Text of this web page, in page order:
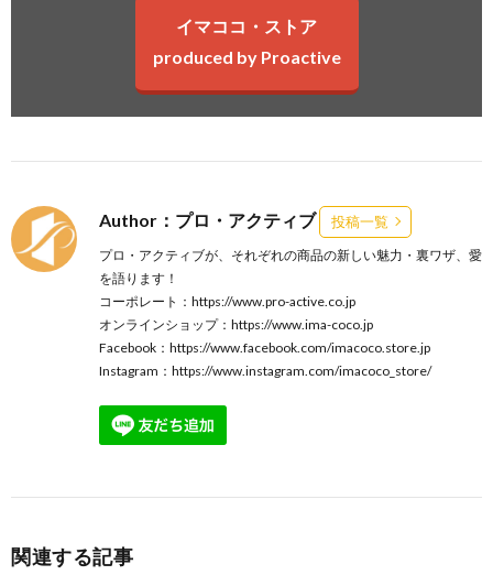
イマココ・ストア
produced by Proactive
Author：プロ・アクティブ 投稿一覧
プロ・アクティブが、それぞれの商品の新しい魅力・裏ワザ、愛
を語ります！
コーポレート： https://www.pro-active.co.jp
オンラインショップ： https://www.ima-coco.jp
Facebook： https://www.facebook.com/imacoco.store.jp
Instagram： https://www.instagram.com/imacoco_store/
関連する記事